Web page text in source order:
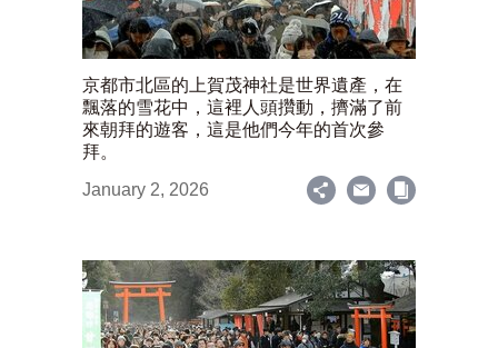
京都市北區的上賀茂神社是世界遺產，在
飄落的雪花中，這裡人頭攢動，擠滿了前
來朝拜的遊客，這是他們今年的首次參
拜。
January 2, 2026